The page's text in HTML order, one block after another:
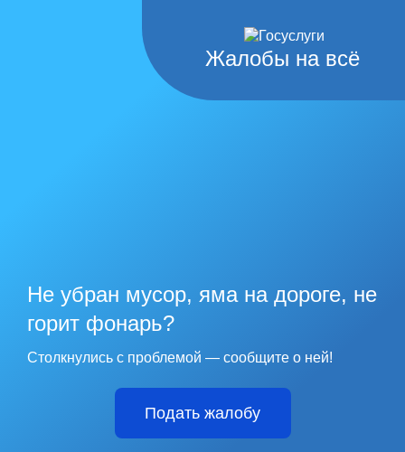
Жалобы на всё
Не убран мусор, яма на дороге, не
горит фонарь?
Столкнулись с проблемой — сообщите о ней!
Подать жалобу